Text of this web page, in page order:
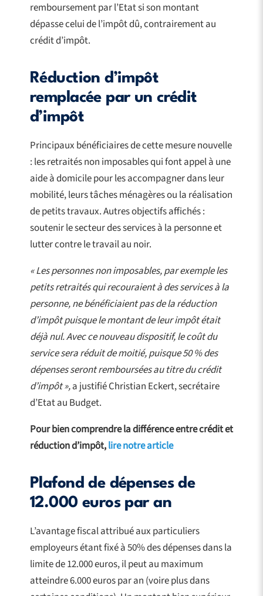
remboursement par l’Etat si son montant
dépasse celui de l’impôt dû, contrairement au
crédit d’impôt.
Réduction d’impôt
remplacée par un crédit
d’impôt
Principaux bénéficiaires de cette mesure nouvelle
: les retraités non imposables qui font appel à une
aide à domicile pour les accompagner dans leur
mobilité, leurs tâches ménagères ou la réalisation
de petits travaux. Autres objectifs affichés :
soutenir le secteur des services à la personne et
lutter contre le travail au noir.
« Les personnes non imposables, par exemple les
petits retraités qui recouraient à des services à la
personne, ne bénéficiaient pas de la réduction
d’impôt puisque le montant de leur impôt était
déjà nul. Avec ce nouveau dispositif, le coût du
service sera réduit de moitié, puisque 50 % des
dépenses seront remboursées au titre du crédit
d’impôt »,a justifié Christian Eckert, secrétaire
d’Etat au Budget.
Pour bien comprendre la différence entre crédit et
réduction d’impôt,lire notre article
Plafond de dépenses de
12.000 euros par an
L’avantage fiscal attribué aux particuliers
employeurs étant fixé à 50% des dépenses dans la
limite de 12.000 euros, il peut au maximum
atteindre 6.000 euros par an (voire plus dans